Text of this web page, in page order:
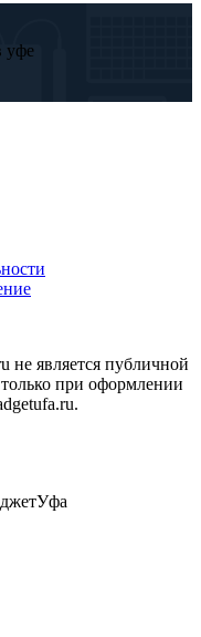
уфе
не является публичной
при оформлении